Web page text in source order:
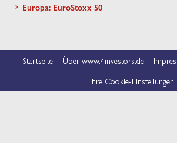
Europa: EuroStoxx 50
Startseite Über www.4investors.de
Ihre Cookie-Einstellungen